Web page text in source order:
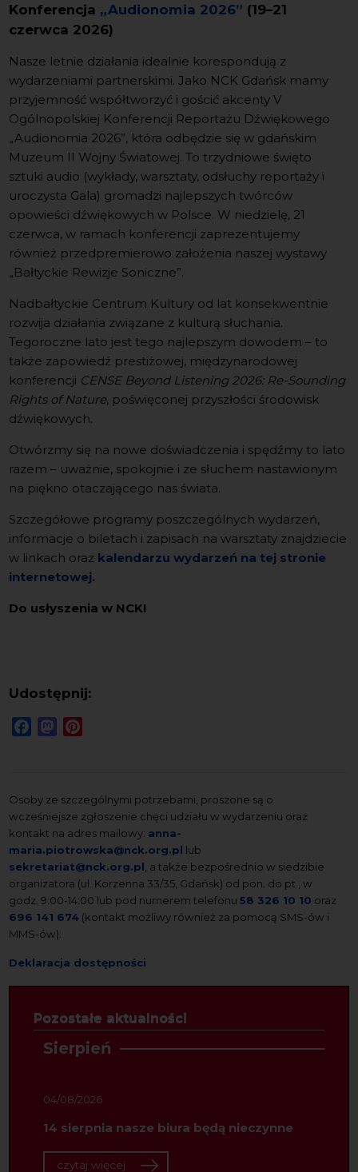
Konferencja „Audionomia 2026” (19–21
czerwca 2026)
Nasze letnie działania idealnie korespondują z
wydarzeniami partnerskimi. Jako NCK Gdańsk mamy
przyjemność współtworzyć i gościć akcenty V
Ogólnopolskiej Konferencji Reportażu Dźwiękowego
„Audionomia 2026”, która odbędzie się w gdańskim
Muzeum II Wojny Światowej. To trzydniowe święto
sztuki audio (wykłady, warsztaty, odsłuchy reportaży i
uroczysta Gala) gromadzi najlepszych twórców
opowieści dźwiękowych w Polsce. W niedzielę, 21
czerwca, w ramach konferencji zaprezentujemy
również przedpremierowo założenia naszej wystawy
„Bałtyckie Rewizje Soniczne”.
Nadbałtyckie Centrum Kultury od lat konsekwentnie
rozwija działania związane z kulturą słuchania.
Tegoroczne lato jest tego najlepszym dowodem – to
także zapowiedź prestiżowej, międzynarodowej
konferencji CENSE Beyond Listening 2026: Re-Sounding
Rights of Nature, poświęconej przyszłości środowisk
dźwiękowych.
Otwórzmy się na nowe doświadczenia i spędźmy to lato
razem – uważnie, spokojnie i ze słuchem nastawionym
na piękno otaczającego nas świata.
Szczegółowe programy poszczególnych wydarzeń,
informacje o biletach i zapisach na warsztaty znajdziecie
w linkach oraz kalendarzu wydarzeń na tej stronie
internetowej.
Do usłyszenia w NCK!
Udostępnij:
FacebookMastodon
Osoby ze szczególnymi potrzebami, proszone są o
wcześniejsze zgłoszenie chęci udziału w wydarzeniu oraz
kontakt na adres mailowy: anna-
maria.piotrowska@nck.org.pl lub
sekretariat@nck.org.pl , a także bezpośrednio w siedzibie
organizatora (ul. Korzenna 33/35, Gdańsk) od pon. do pt., w
godz. 9:00-14:00 lub pod numerem telefonu58 326 10 10 oraz
696 141 674 (kontakt możliwy również za pomocą SMS-ów i
MMS-ów).
Deklaracja dostępności
Pozostałe aktualności
Sierpień
04/08/2026
14 sierpnia nasze biura będą nieczynne
czytaj więcej